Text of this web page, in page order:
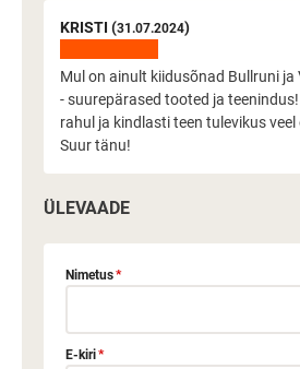
KRISTI (31.07.2024)
Mul on ainult kiidusõnad Bullruni
- suurepärased tooted ja
rahul ja kindlasti teen tulevikus veel
Suur tänu!
ÜLEVAADE
Nimetus*
E-kiri*